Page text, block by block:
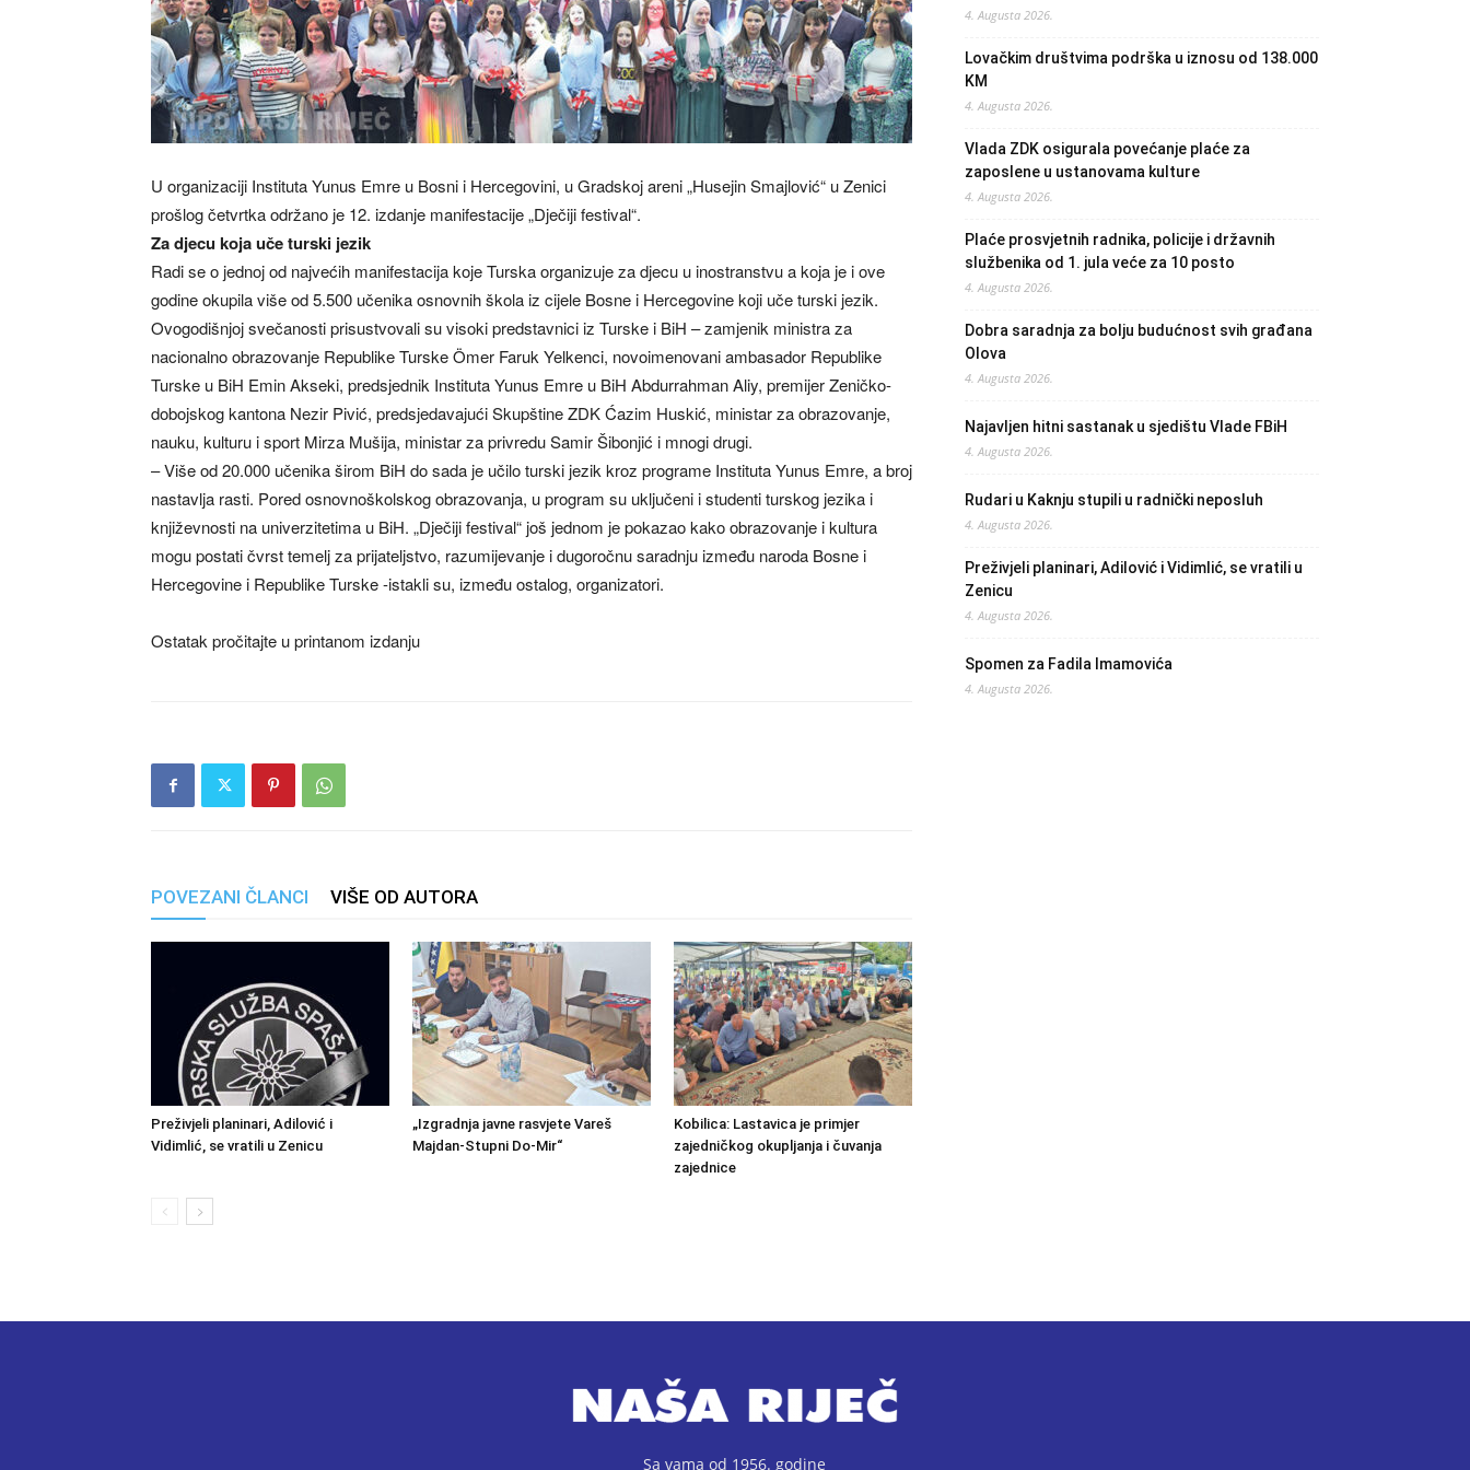
U organizaciji Instituta Yunus Emre u Bosni i Hercegovini, u Gradskoj areni „Husejin Smajlović“ u Zenici
prošlog četvrtka održano je 12. izdanje manifestacije „Dječiji festival“.
Za djecu koja uče turski jezik
Radi se o jednoj od najvećih manifestacija koje Turska organizuje za djecu u inostranstvu a koja je i ove
godine okupila više od 5.500 učenika osnovnih škola iz cijele Bosne i Hercegovine koji uče turski jezik.
Ovogodišnjoj svečanosti prisustvovali su visoki predstavnici iz Turske i BiH – zamjenik ministra za
nacionalno obrazovanje Republike Turske Ömer Faruk Yelkenci, novoimenovani ambasador Republike
Turske u BiH Emin Akseki, predsjednik Instituta Yunus Emre u BiH Abdurrahman Aliy, premijer Zeničko-
dobojskog kantona Nezir Pivić, predsjedavajući Skupštine ZDK Ćazim Huskić, ministar za obrazovanje,
nauku, kulturu i sport Mirza Mušija, ministar za privredu Samir Šibonjić i mnogi drugi.
– Više od 20.000 učenika širom BiH do sada je učilo turski jezik kroz programe Instituta Yunus Emre, a broj
nastavlja rasti. Pored osnovnoškolskog obrazovanja, u program su uključeni i studenti turskog jezika i
književnosti na univerzitetima u BiH. „Dječiji festival“ još jednom je pokazao kako obrazovanje i kultura
mogu postati čvrst temelj za prijateljstvo, razumijevanje i dugoročnu saradnju između naroda Bosne i
Hercegovine i Republike Turske -istakli su, između ostalog, organizatori.
Ostatak pročitajte u printanom izdanju
POVEZANI ČLANCI VIŠE OD AUTORA
Preživjeli planinari, Adilović i
Vidimlić, se vratili u Zenicu
„Izgradnja javne rasvjete Vareš
Majdan-Stupni Do-Mir“
Kobilica: Lastavica je primjer
zajedničkog okupljanja i čuvanja
zajednice
4. Augusta 2026.
Lovačkim društvima podrška u iznosu od 138.000
KM
4. Augusta 2026.
Vlada ZDK osigurala povećanje plaće za
zaposlene u ustanovama kulture
4. Augusta 2026.
Plaće prosvjetnih radnika, policije i državnih
službenika od 1. jula veće za 10 posto
4. Augusta 2026.
Dobra saradnja za bolju budućnost svih građana
Olova
4. Augusta 2026.
Najavljen hitni sastanak u sjedištu Vlade FBiH
4. Augusta 2026.
Rudari u Kaknju stupili u radnički neposluh
4. Augusta 2026.
Preživjeli planinari, Adilović i Vidimlić, se vratili u
Zenicu
4. Augusta 2026.
Spomen za Fadila Imamovića
4. Augusta 2026.
Sa vama od 1956. godine